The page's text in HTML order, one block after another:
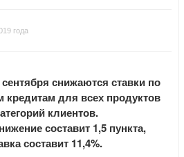
года
сентября снижаются ставки по
кредитам для всех продуктов
клиентов.
составит 1,5 пункта,
составит 11,4%.